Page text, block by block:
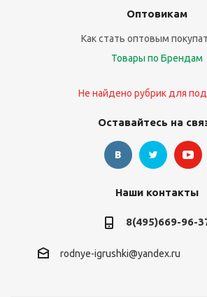
Оптовикам
Как стать оптовым
Товары по Брендам
Не найдено рубрик для
Оставайтесь на
Наши контакты
8(495)669-96-
rodnye-igrushki@yandex.ru